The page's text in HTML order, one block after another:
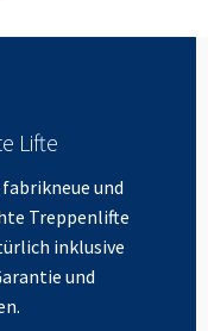
Lifte
und
Treppenlifte
inklusive
und